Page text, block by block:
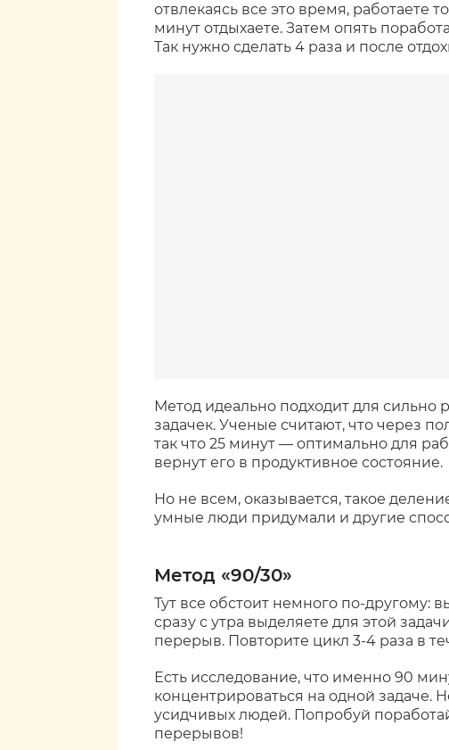
отвлекаясь все это время, работаете
минут отдыхаете. Затем опять
Так нужно сделать 4 раза и после
Метод идеально подходит для сильно
задачек. Ученые считают, что через
так что 25 минут — оптимально для
вернут его в продуктивное состояние.
Но не всем, оказывается, такое
умные люди придумали и другие
Метод «90/30»
Тут все обстоит немного по-другому:
сразу с утра выделяете для этой
перерыв. Повторите цикл 3-4 раза в
Есть исследование, что именно 90
концентрироваться на одной задаче.
усидчивых людей. Попробуй
перерывов!